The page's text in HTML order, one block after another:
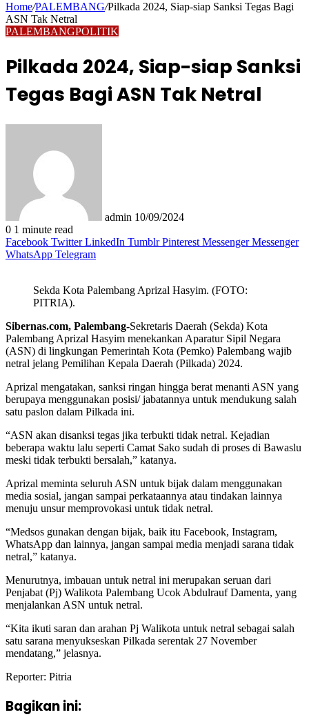
Home/PALEMBANG/Pilkada 2024, Siap-siap Sanksi Tegas Bagi
ASN Tak Netral
PALEMBANGPOLITIK
Pilkada 2024, Siap-siap Sanksi
Tegas Bagi ASN Tak Netral
admin 10/09/2024
0 1 minute read
Facebook Twitter LinkedIn Tumblr Pinterest Messenger Messenger
WhatsApp Telegram
Sekda Kota Palembang Aprizal Hasyim. (FOTO:
PITRIA).
Sibernas.com, Palembang-Sekretaris Daerah (Sekda) Kota
Palembang Aprizal Hasyim menekankan Aparatur Sipil Negara
(ASN) di lingkungan Pemerintah Kota (Pemko) Palembang wajib
netral jelang Pemilihan Kepala Daerah (Pilkada) 2024.
Aprizal mengatakan, sanksi ringan hingga berat menanti ASN yang
berupaya menggunakan posisi/ jabatannya untuk mendukung salah
satu paslon dalam Pilkada ini.
“ASN akan disanksi tegas jika terbukti tidak netral. Kejadian
beberapa waktu lalu seperti Camat Sako sudah di proses di Bawaslu
meski tidak terbukti bersalah,” katanya.
Aprizal meminta seluruh ASN untuk bijak dalam menggunakan
media sosial, jangan sampai perkataannya atau tindakan lainnya
menuju unsur memprovokasi untuk tidak netral.
“Medsos gunakan dengan bijak, baik itu Facebook, Instagram,
WhatsApp dan lainnya, jangan sampai media menjadi sarana tidak
netral,” katanya.
Menurutnya, imbauan untuk netral ini merupakan seruan dari
Penjabat (Pj) Walikota Palembang Ucok Abdulrauf Damenta, yang
menjalankan ASN untuk netral.
“Kita ikuti saran dan arahan Pj Walikota untuk netral sebagai salah
satu sarana menyukseskan Pilkada serentak 27 November
mendatang,” jelasnya.
Reporter: Pitria
Bagikan ini: